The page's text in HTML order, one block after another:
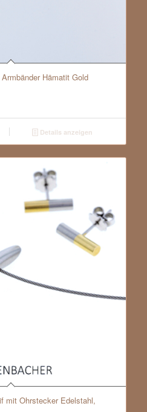
Hämatit Gold
Details anzeigen
mit Ohrstecker Edelstahl,